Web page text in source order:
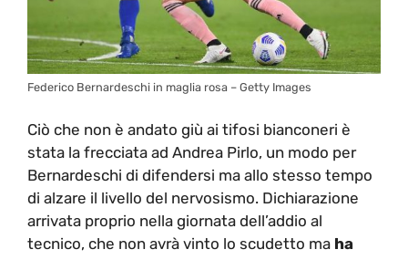
Federico Bernardeschi in maglia rosa – Getty Images
Ciò che non è andato giù ai tifosi bianconeri è
stata la frecciata ad Andrea Pirlo, un modo per
Bernardeschi di difendersi ma allo stesso tempo
di alzare il livello del nervosismo. Dichiarazione
arrivata proprio nella giornata dell’addio al
tecnico, che non avrà vinto lo scudetto ma ha